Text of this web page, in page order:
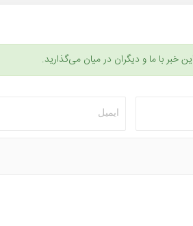
خبر با ما و دیگران در میان می‌گذارید.